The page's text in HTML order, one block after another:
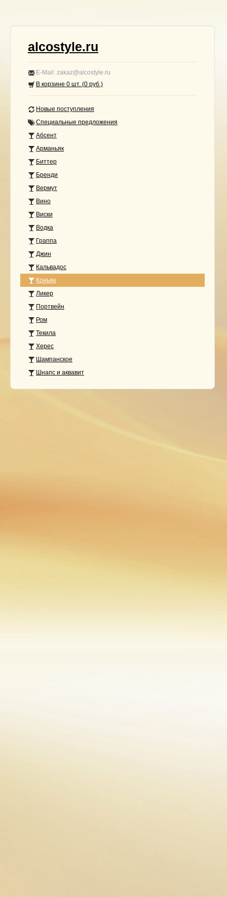
alcostyle.ru
E-Mail: zakaz@alcostyle.ru
В корзине 0 шт. (0 руб.)
Новые поступления
Специальные предложения
Абсент
Арманьяк
Биттер
Бренди
Вермут
Вино
Виски
Водка
Граппа
Джин
Кальвадос
Коньяк
Ликер
Портвейн
Ром
Текила
Херес
Шампанское
Шнапс и аквавит